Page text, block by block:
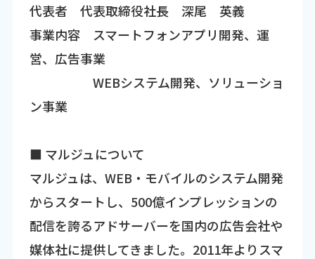
代表者 代表取締役社長 深尾 英義
事業内容 スマートフォンアプリ開発、運
営、広告事業
WEBシステム開発、ソリューショ
ン事業
■ マルジュについて
マルジュは、WEB・モバイルのシステム開発
からスタートし、500億インプレッションの
配信を誇るアドサーバーを国内の広告会社や
媒体社に提供してきました。2011年よりスマ